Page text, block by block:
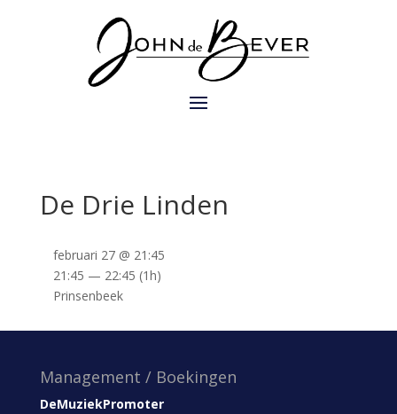
De Drie Linden
februari 27 @ 21:45
21:45 — 22:45 (1h)
Prinsenbeek
Management / Boekingen
DeMuziekPromoter